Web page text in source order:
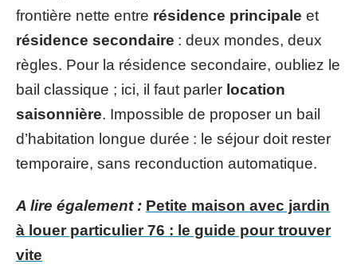
frontière nette entre résidence principale et
résidence secondaire : deux mondes, deux
règles. Pour la résidence secondaire, oubliez le
bail classique ; ici, il faut parler location
saisonnière. Impossible de proposer un bail
d’habitation longue durée : le séjour doit rester
temporaire, sans reconduction automatique.
A lire également : Petite maison avec jardin
à louer particulier 76 : le guide pour trouver
vite